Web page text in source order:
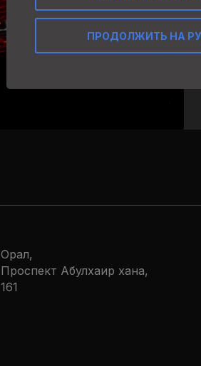
Орал,
​Проспект Абулхаир хана,
161
ПРОДОЛЖИТЬ НА